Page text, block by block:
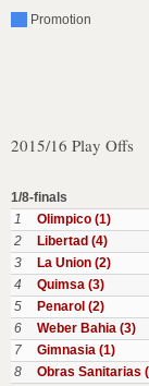
Promotion
2015/16 Play Offs
1/8-finals
1
Olimpico (1)
2
Libertad (4)
3
La Union (2)
4
Quimsa (3)
5
Penarol (2)
6
Weber Bahia (3)
7
Gimnasia (1)
8
Obras Sanitarias